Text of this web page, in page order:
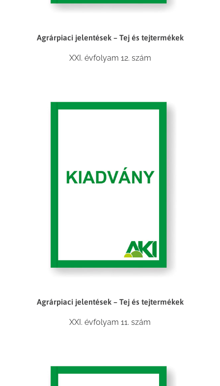
Agrárpiaci jelentések – Tej és tejtermékek
XXI. évfolyam 12. szám
Agrárpiaci jelentések – Tej és tejtermékek
XXI. évfolyam 11. szám